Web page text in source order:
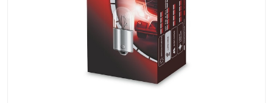
Halojen Off Road Rally Ampulü
Motosiklet Halojen Far Ampulü
Kamyon Halojen Far Ampulü